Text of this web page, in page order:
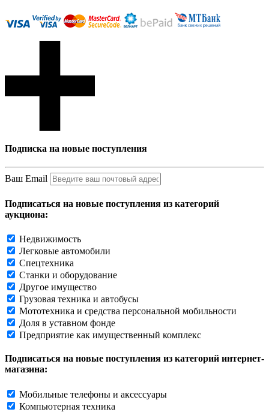
Подписка на новые поступления
Ваш Email
Подписаться на новые поступления из категорий
аукциона:
Недвижимость
Легковые автомобили
Спецтехника
Станки и оборудование
Другое имущество
Грузовая техника и автобусы
Мототехника и средства персональной мобильности
Доля в уставном фонде
Предприятие как имущественный комплекс
Подписаться на новые поступления из категорий интернет-
магазина:
Мобильные телефоны и аксессуары
Компьютерная техника